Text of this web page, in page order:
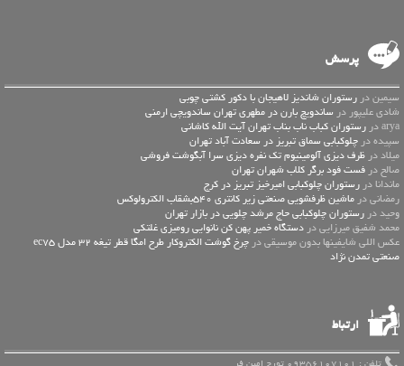
پرسش
سیمین در رستوران شاندیز لاهیجان با دکور کشتی چوبی
شادی علیپور در ساندویچ بارن در مطهری تهران ساندویچی ارمنی
arya در
رستوران کباب ناب بناب تهران آیت الله کاشانی
سپیده در چلوکبابی سماق تبریز در سعادت آباد تهران
میلاد در ظرف دیزی آلومینیوم تک نفره دیزی سرا آبگوشت فروشی
صالح در فست فود برگر کلاب شهران تهران
ماندانا در رستوران چلوکبابی امیرخیز تبریز در کرج
رمضانی در ماشین ظرفشویی صنعتی زیر کانتری 540بشقاب الکترولوکس
وحید در رستوران چلوکبابی حاج مرشد چلویی در بازار تهران
محمد شفیق میرزایی در دستگاه خمیر پهن کن نانوایی رومیزی غلتکی
عكس اللي شايفينها بدون موسيقى در
چرخ گوشت الکتروکار طرح امگا قطر تیغه 32 مدل ec75
صنعتی تمدن نژاد
ارتباط